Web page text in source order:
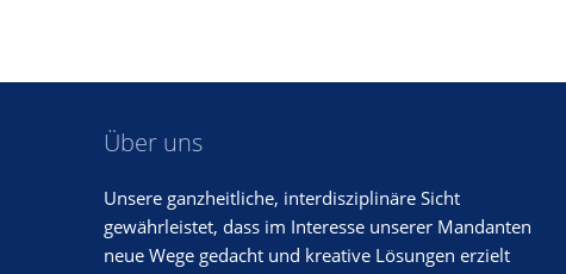
Über uns
Unsere ganzheitliche, interdisziplinäre Sicht
gewährleistet, dass im Interesse unserer Mandanten
neue Wege gedacht und kreative Lösungen erzielt